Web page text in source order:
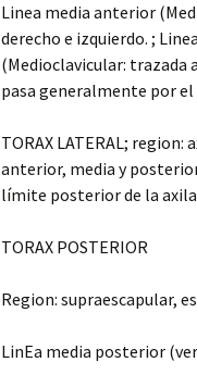
Linea media anterior
derecho e izquierdo. ;
(Medioclavicular: trazada
pasa generalmente por
TORAX LATERAL;
anterior, media y
límite posterior de la
TORAX POSTERIOR
Region: supraescapular,
LinEa media posterior